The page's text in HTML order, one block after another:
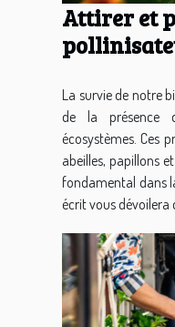
Attirer et
pour un
florissant
La survie de notre
de la présence
écosystèmes. Ces
abeilles, papillons
fondamental dans
écrit vous dévoilera